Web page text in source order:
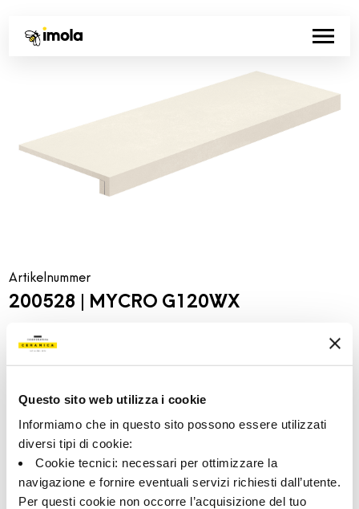
Questo sito web utilizza i cookie
Informiamo che in questo sito possono essere utilizzati
diversi tipi di cookie:
Cookie tecnici: necessari per ottimizzare la
navigazione e fornire eventuali servizi richiesti dall’utente.
Per questi cookie non occorre l’acquisizione del tuo
Artikelnummer
200528 | MYCRO G120WX
Kollektion
00233
Farbe:
Typologie:
Spezialteile
Format:
120.0x32.5
Oberflächenbehandlung:
Schattierung:
V1